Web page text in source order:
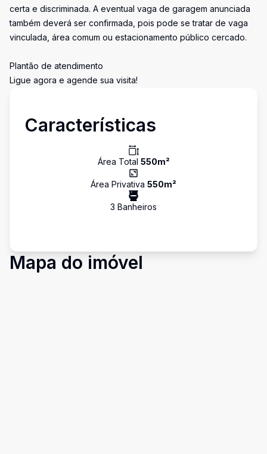
certa e discriminada. A eventual vaga de garagem anunciada
também deverá ser confirmada, pois pode se tratar de vaga
vinculada, área comum ou estacionamento público cercado.
Plantão de atendimento
Ligue agora e agende sua visita!
Características
Área Total 550m²
Área Privativa 550m²
3 Banheiros
Mapa do imóvel